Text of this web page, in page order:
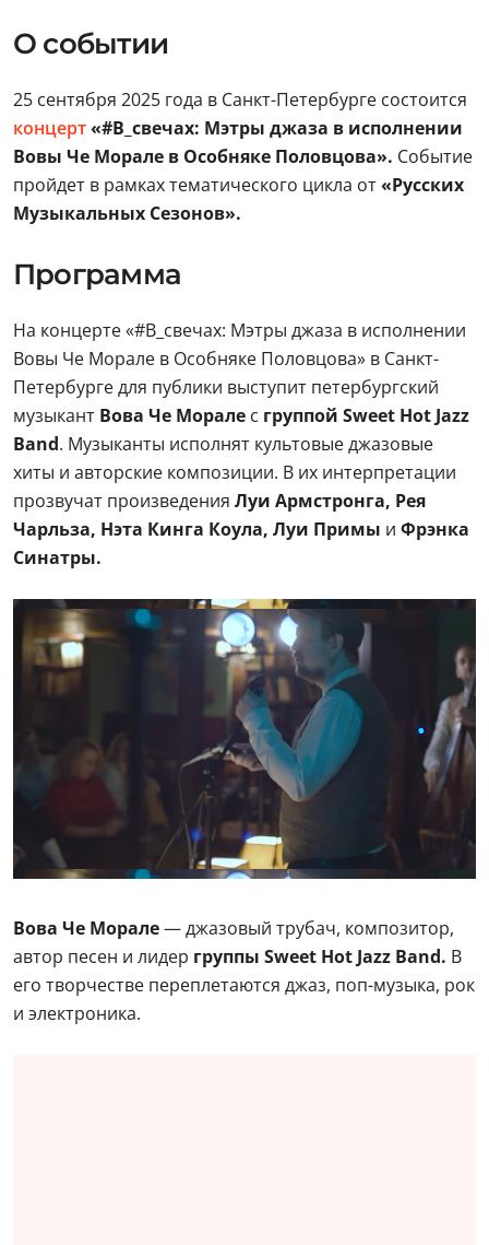
О событии
25 сентября 2025 года в Санкт-Петербурге состоится
концерт«#В_свечах: Мэтры джаза в исполнении
Вовы Че Морале в Особняке Половцова». Событие
пройдет в рамках тематического цикла от«Русских
Музыкальных Сезонов».
Программа
На концерте «#В_свечах: Мэтры джаза в исполнении
Вовы Че Морале в Особняке Половцова» в Санкт-
Петербурге для публики выступит петербургский
музыкант Вова Че Морале с группой Sweet Hot Jazz
Band. Музыканты исполнят культовые джазовые
хиты и авторские композиции. В их интерпретации
прозвучат произведения Луи Армстронга, Рея
Чарльза, Нэта Кинга Коула, Луи Примы и Фрэнка
Синатры.
Вова Че Морале— джазовый трубач, композитор,
автор песен и лидер группы Sweet Hot Jazz Band. В
его творчестве переплетаются джаз, поп-музыка, рок
и электроника.